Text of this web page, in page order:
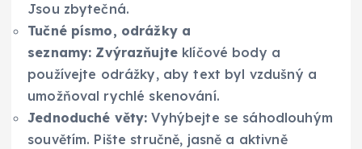
Jsou zbytečná.
Tučné písmo, odrážky a
seznamy: Zvýrazňujteklíčové body a
používejte odrážky, aby text byl vzdušný a
umožňoval rychlé skenování.
Jednoduché věty: Vyhýbejte se sáhodlouhým
souvětím. Pište stručně, jasně a aktivně